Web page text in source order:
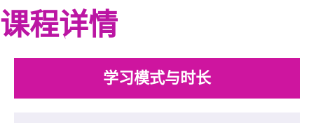
课程详情
学习模式与时长